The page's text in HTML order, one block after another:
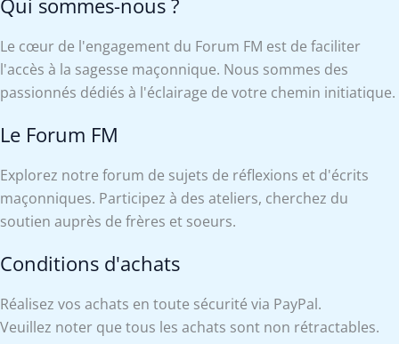
Qui sommes-nous ?
Le cœur de l'engagement du Forum FM est de faciliter
l'accès à la sagesse maçonnique. Nous sommes des
passionnés dédiés à l'éclairage de votre chemin initiatique.
Le Forum FM
Explorez notre forum de sujets de réflexions et d'écrits
maçonniques. Participez à des ateliers, cherchez du
soutien auprès de frères et soeurs.
Conditions d'achats
Réalisez vos achats en toute sécurité via PayPal.
Veuillez noter que tous les achats sont non rétractables.